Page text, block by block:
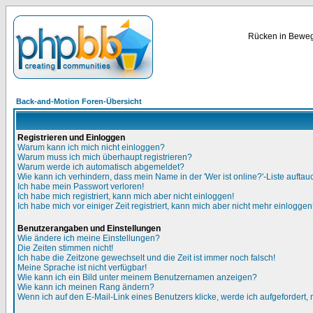
Rücken in
Back-and-Motion Foren-Übersicht
Registrieren und Einloggen
Warum kann ich mich nicht einloggen?
Warum muss ich mich überhaupt registrieren?
Warum werde ich automatisch abgemeldet?
Wie kann ich verhindern, dass mein Name in der 'Wer ist online?'-Liste
Ich habe mein Passwort verloren!
Ich habe mich registriert, kann mich aber nicht einloggen!
Ich habe mich vor einiger Zeit registriert, kann mich aber nicht mehr
Benutzerangaben und Einstellungen
Wie ändere ich meine Einstellungen?
Die Zeiten stimmen nicht!
Ich habe die Zeitzone gewechselt und die Zeit ist immer noch falsch!
Meine Sprache ist nicht verfügbar!
Wie kann ich ein Bild unter meinem Benutzernamen anzeigen?
Wie kann ich meinen Rang ändern?
Wenn ich auf den E-Mail-Link eines Benutzers klicke, werde ich aufgefordert,